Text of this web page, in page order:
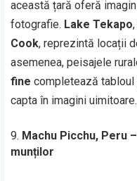
această țară oferă
fotografie. Lake Tekapo
Cook, reprezintă locații
asemenea, peisajele
fine completează
capta în imagini uimitoare.
Machu Picchu, Peru
munților